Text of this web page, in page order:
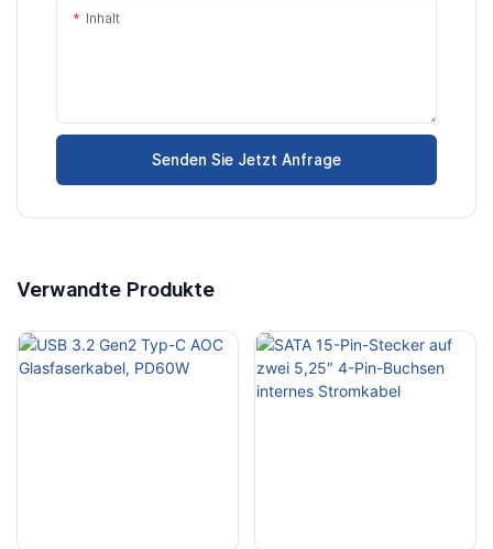
Inhalt
Senden Sie Jetzt Anfrage
Verwandte Produkte